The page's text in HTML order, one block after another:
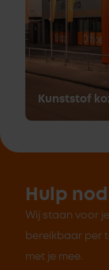
Kunststof
Hulp
Wij staan voor
bereikbaar per
met je mee.